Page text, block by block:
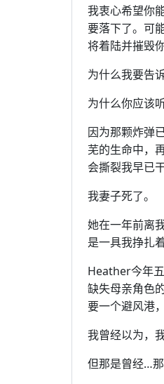
我衷心希望你
要落下了。可
将着陆并摧毁
为什么我要告
为什么你应该
因为那颗炸弹
芜的生命中，
会撕裂我早已
我妻子死了。
她在一年前离
是一具我挣扎
Heather今年
缺失母亲角色
要一个避风港
我曾经以为，
但那是曾经…